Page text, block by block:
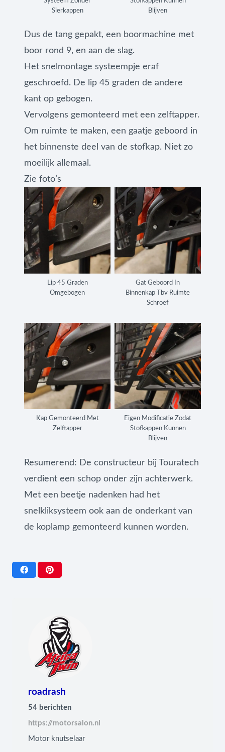
Sierkappen
Blijven
Dus de tang gepakt, een boormachine met
boor rond 9, en aan de slag.
Het snelmontage systeempje eraf
geschroefd. De lip 45 graden de andere
kant op gebogen.
Vervolgens gemonteerd met een zelftapper.
Om ruimte te maken, een gaatje geboord in
het binnenste deel van de stofkap. Niet zo
moeilijk allemaal.
Zie foto’s
Lip 45 Graden
Omgebogen
Gat Geboord In
Binnenkap Tbv Ruimte
Schroef
Kap Gemonteerd Met
Zelftapper
Eigen Modificatie Zodat
Stofkappen Kunnen
Blijven
Resumerend: De constructeur bij Touratech
verdient een schop onder zijn achterwerk.
Met een beetje nadenken had het
snelkliksysteem ook aan de onderkant van
de koplamp gemonteerd kunnen worden.
roadrash
54 berichten
https://motorsalon.nl
Motor knutselaar
MAINTENANCE
BALKAN MAINTENANCE